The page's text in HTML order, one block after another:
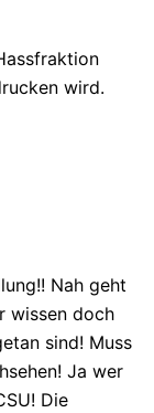
wird.
Nah geht
wissen doch
sind! Muss
Ja wer
Die